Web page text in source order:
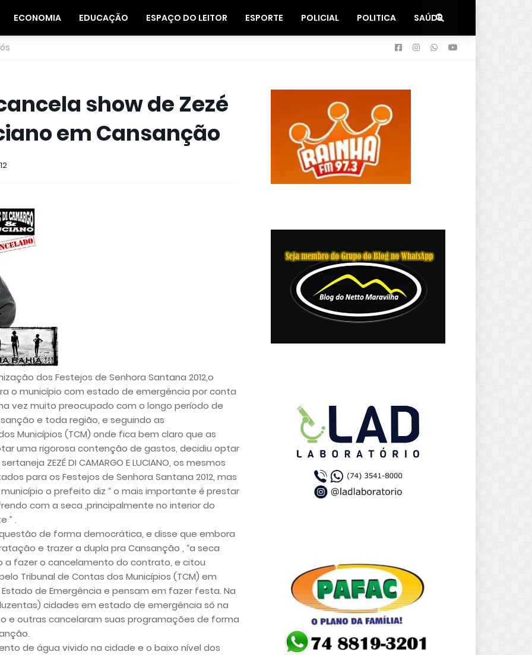
ECONOMIA EDUCAÇÃO ESPAÇO DO LEITOR ESPORTE POLICIAL POLITICA SAÚDE
show de Zezé
em Cansanção
dos Festejos de Senhora Santana 2012,o
o município com estado de emergência por conta
vez muito preocupado com o longo período de
e toda região, e seguindo as
Municípios (TCM) onde fica bem claro que as
uma rigorosa contenção de gastos, decidiu optar
ZEZÉ DI CAMARGO E LUCIANO, os mesmos
para os Festejos de Senhora Santana 2012, mas
o prefeito diz “ o mais importante é prestar
com a seca ,principalmente no interior do
” .
de forma democrática, e disse que embora
e trazer a dupla pra Cansanção , “a seca
a fazer o cancelamento do contrato, e citou
Tribunal de Contas dos Municípios (TCM) em
de Emergência e pensam em fazer festa. Na
cidades em estado de emergência só na
e outras cancelaram suas programações de forma
de água vivido na cidade e o baixo nível dos